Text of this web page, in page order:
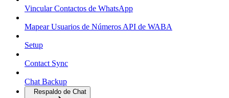
Vincular Contactos de WhatsApp
Mapear Usuarios de Números API de WABA
Setup
Contact Sync
Chat Backup
Respaldo de Chat